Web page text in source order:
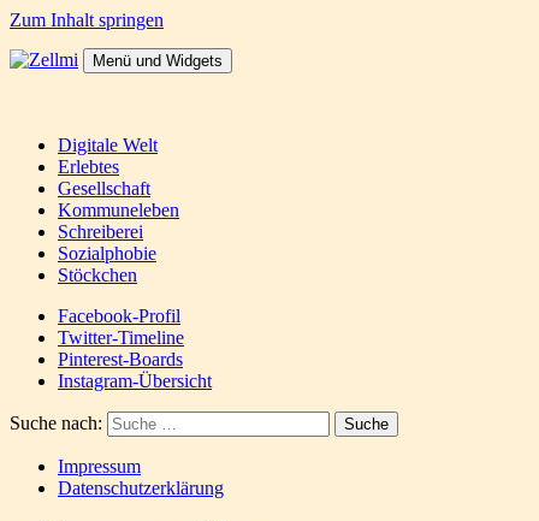
Zum Inhalt springen
Menü und Widgets
Digitale Welt
Erlebtes
Gesellschaft
Kommuneleben
Schreiberei
Sozialphobie
Stöckchen
Facebook-Profil
Twitter-Timeline
Pinterest-Boards
Instagram-Übersicht
Suche nach:
Impressum
Datenschutzerklärung